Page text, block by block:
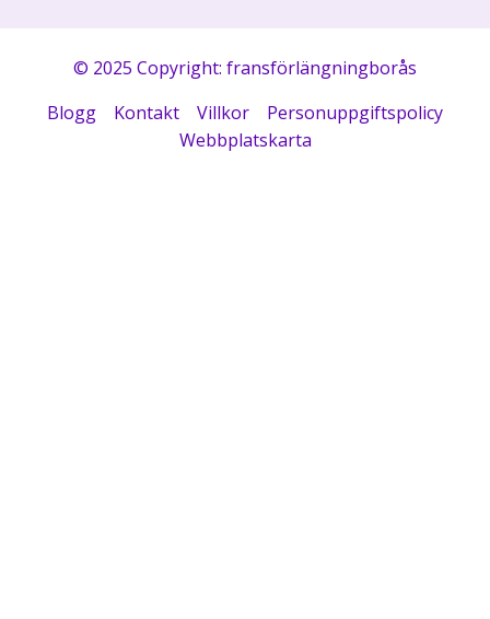
© 2025 Copyright: fransförlängningborås
Blogg
Kontakt Villkor
Personuppgiftspolicy
Webbplatskarta